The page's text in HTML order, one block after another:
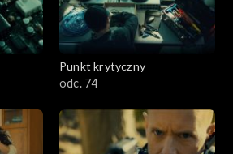
Punkt krytyczny
odc. 74